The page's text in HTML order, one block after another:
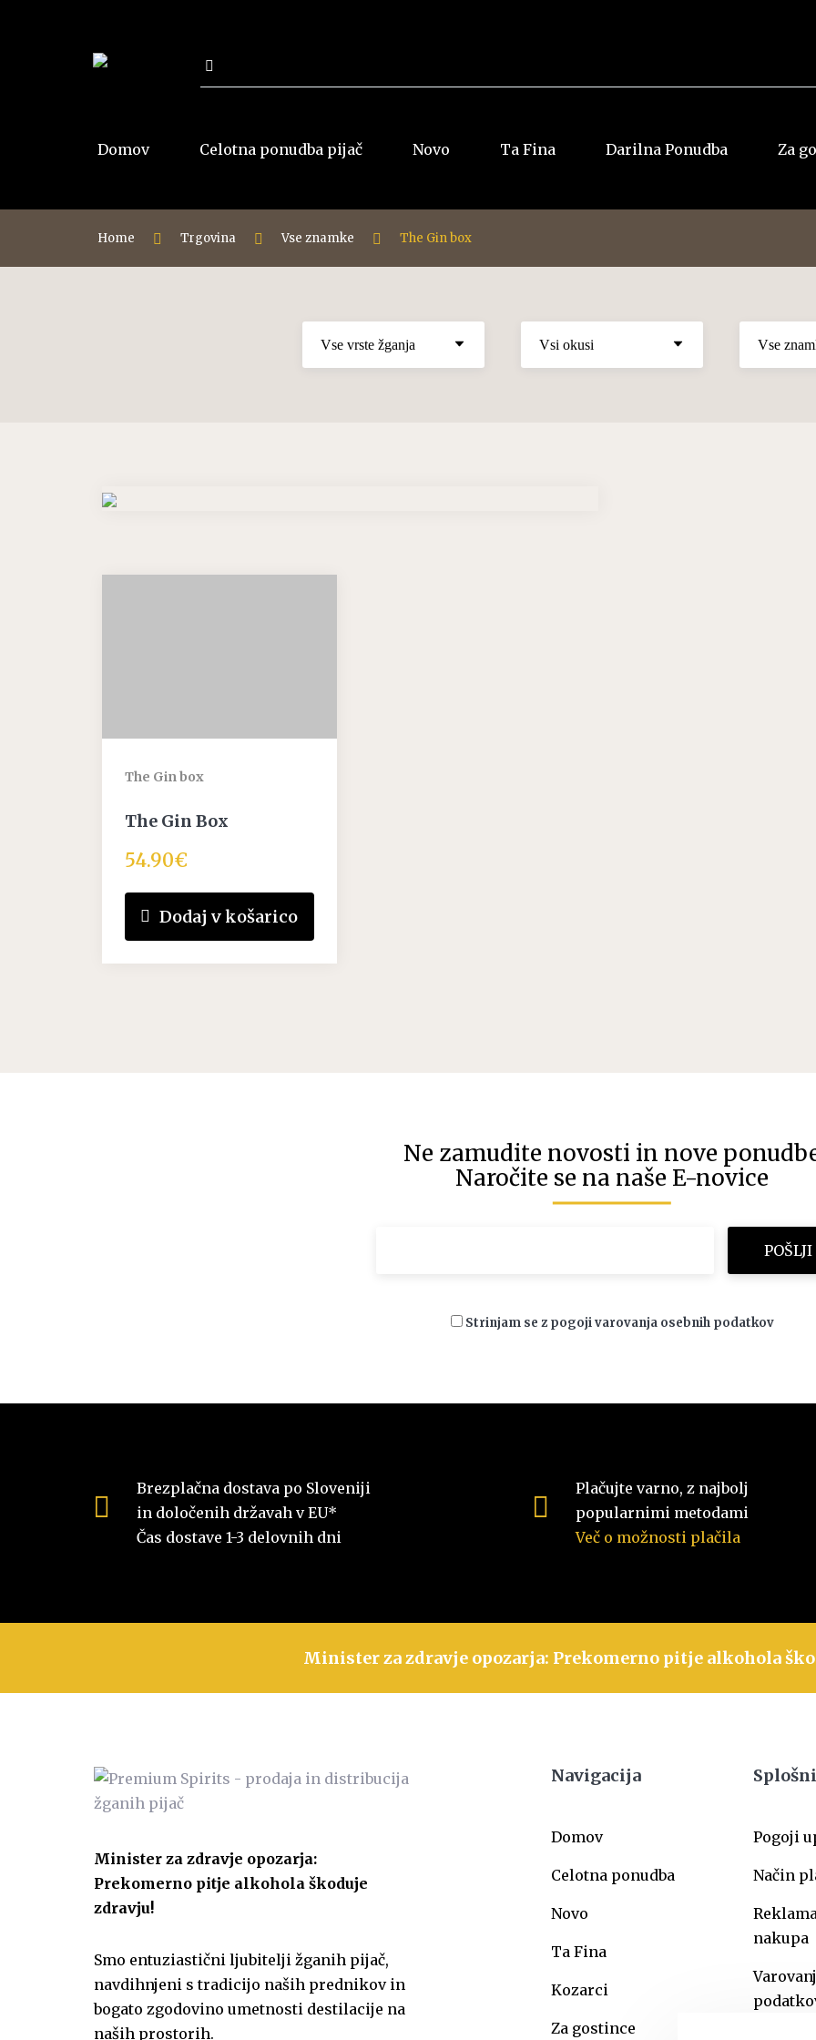
Išči:
Domov Celotna ponudba pijač
Vse rakije
Jabolko
Calvados
Klekovača
Vsi rumi
Panama
Ostalo
Vsi Whiskyji
Japonski
Škotski
Koktajli 0,0%
RTD
Novo Ta Fina Darilna Ponudba Za
Home Trgovina Vse znamke The Gin box
The Gin box
The Gin Box
54.90€
Dodaj v košarico
Ne zamudite novosti in nove
Naročite se na naše E-novice
Strinjam se z pogoji varovanja osebnih podatkov
Brezplačna dostava po Sloveniji
in določenih državah v EU*
Čas dostave 1-3 delovnih dni
Plačujte varno, z najbolj
popularnimi metodami
Več o možnosti plačila
Minister za zdravje opozarja: Prekomerno pitje alkohola
Minister za zdravje opozarja:
Prekomerno pitje alkohola škoduje
zdravju!
Smo entuziastični ljubitelji žganih pijač,
navdihnjeni s tradicijo naših prednikov in
bogato zgodovino umetnosti destilacije na
naših prostorih.
Navigacija
Domov
Celotna ponudba
Novo
Ta Fina
Kozarci
Za gostince
Pogoji
Način
nakupa